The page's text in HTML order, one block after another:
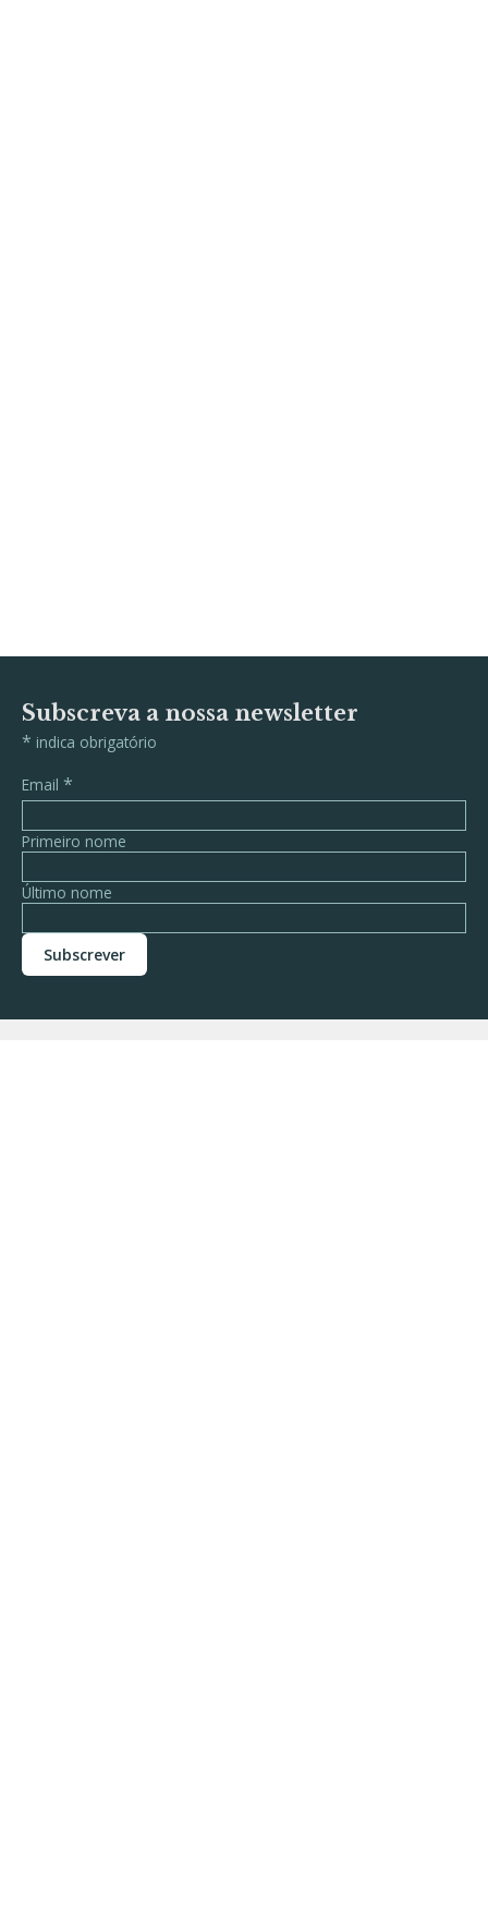
Subscreva a nossa newsletter
* indica obrigatório
Email *
Primeiro nome
Último nome